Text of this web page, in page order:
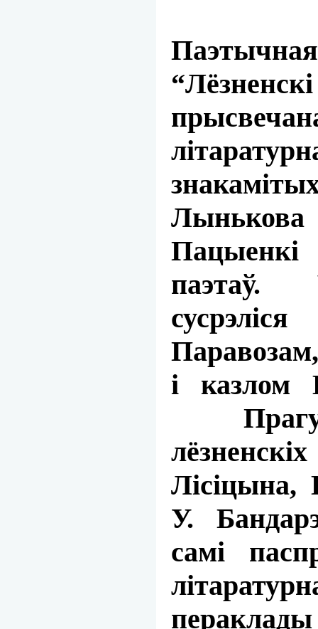
Паэ
Пацыенкі
паэтаў.
і казлом
Лісіцына,
У.
самі